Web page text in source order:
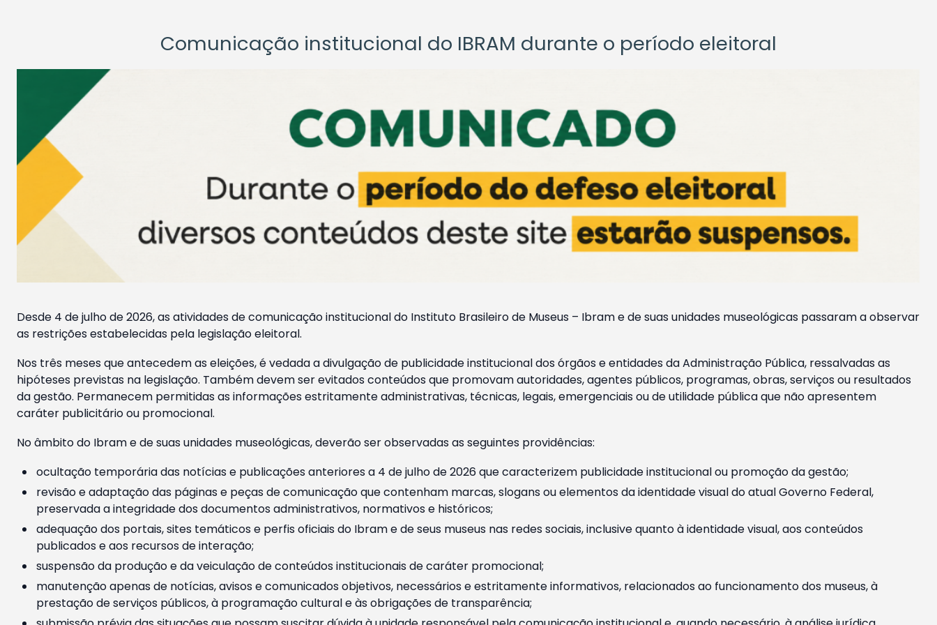
Comunicação institucional do IBRAM durante o período eleitoral
Desde 4 de julho de 2026, as atividades de comunicação institucional do Instituto Brasileiro de Museus – Ibram e de suas unidades museológicas passaram a observar
as restrições estabelecidas pela legislação eleitoral.
Nos três meses que antecedem as eleições, é vedada a divulgação de publicidade institucional dos órgãos e entidades da Administração Pública, ressalvadas as
hipóteses previstas na legislação. Também devem ser evitados conteúdos que promovam autoridades, agentes públicos, programas, obras, serviços ou resultados
da gestão. Permanecem permitidas as informações estritamente administrativas, técnicas, legais, emergenciais ou de utilidade pública que não apresentem
caráter publicitário ou promocional.
No âmbito do Ibram e de suas unidades museológicas, deverão ser observadas as seguintes providências:
ocultação temporária das notícias e publicações anteriores a 4 de julho de 2026 que caracterizem publicidade institucional ou promoção da gestão;
revisão e adaptação das páginas e peças de comunicação que contenham marcas, slogans ou elementos da identidade visual do atual Governo Federal,
preservada a integridade dos documentos administrativos, normativos e históricos;
adequação dos portais, sites temáticos e perfis oficiais do Ibram e de seus museus nas redes sociais, inclusive quanto à identidade visual, aos conteúdos
publicados e aos recursos de interação;
suspensão da produção e da veiculação de conteúdos institucionais de caráter promocional;
manutenção apenas de notícias, avisos e comunicados objetivos, necessários e estritamente informativos, relacionados ao funcionamento dos museus, à
prestação de serviços públicos, à programação cultural e às obrigações de transparência;